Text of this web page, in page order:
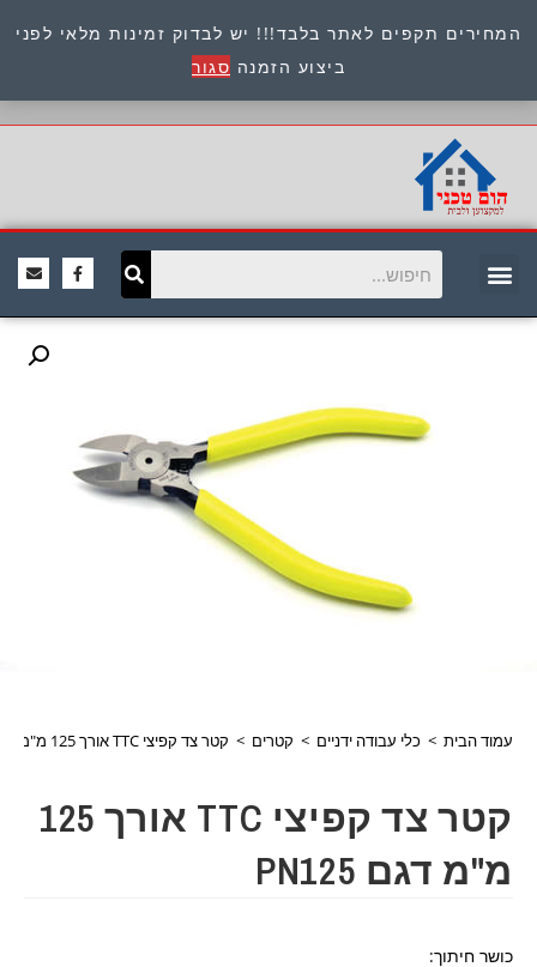
המחירים תקפים לאתר בלבד!!! יש לבדוק זמינות מלאי לפני
ביצוע הזמנה סגור
כתובת : היוזמים 9 אור יהודה שירות לקוחות 054-
8945722
עמוד הבית > כלי עבודה ידניים > קטרים > קטר צד קפיצי TTC אורך 125 מ"מ דגם PN125
קטר צד קפיצי TTC אורך 125
מ"מ דגם PN125
כושר חיתוך: